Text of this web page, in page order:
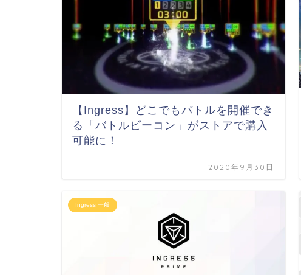
【Ingress】どこでもバトルを開催でき
る「バトルビーコン」がストアで購入
可能に！
2020年9月30日
Ingress 一般